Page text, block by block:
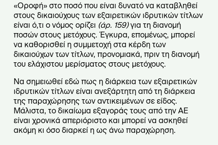
«Οροφή» στο ποσό που είναι δυνατό να καταβληθεί
στους δικαιούχους των εξαιρετικών ιδρυτικών τίτλων
είναι ό,τι ο νόμος ορίζει (άρ. 159)για τη διανομή
ποσών στους μετόχους. Έγκυρα, επομένως, μπορεί
να καθορισθεί η συμμετοχή στα κέρδη των
δικαιούχων των τίτλων, προνομιακά, πριν τη διανομή
του ελάχιστου μερίσματος στους μετόχους.
Να σημειωθεί εδώ πως η διάρκεια των εξαιρετικών
ιδρυτικών τίτλων είναι ανεξάρτητη από τη διάρκεια
της παραχώρησης των αντικειμένων σε είδος.
Μάλιστα, το δικαίωμα εξαγοράς τους από την ΑΕ
είναι χρονικά απεριόριστο και μπορεί να ασκηθεί
ακόμη κι όσο διαρκεί η ως άνω παραχώρηση.